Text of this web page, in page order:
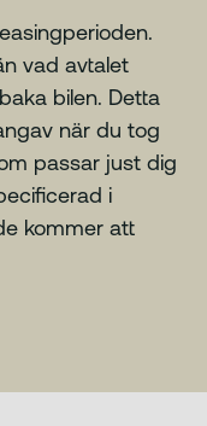
vad avtalet
bilen. Detta
när du tog
passar just dig
i
kommer att